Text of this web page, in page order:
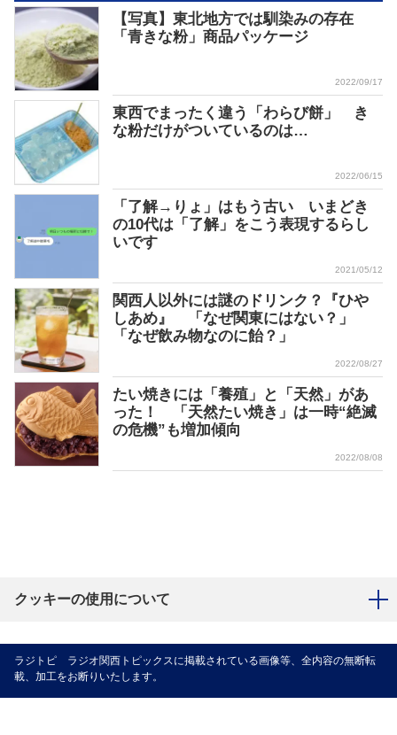
【写真】東北地方では馴染みの存在
「青きな粉」商品パッケージ
2022/09/17
東西でまったく違う「わらび餅」 き
な粉だけがついているのは…
2022/06/15
「了解→りょ」はもう古い いまどき
の10代は「了解」をこう表現するらし
いです
2021/05/12
関西人以外には謎のドリンク？『ひや
しあめ』 「なぜ関東にはない？」
「なぜ飲み物なのに飴？」
2022/08/27
たい焼きには「養殖」と「天然」があ
った！ 「天然たい焼き」は一時“絶滅
の危機”も増加傾向
2022/08/08
クッキーの使用について
ラジトピ ラジオ関西トピックスに掲載されている画像等、全内容の無断転
載、加工をお断りいたします。